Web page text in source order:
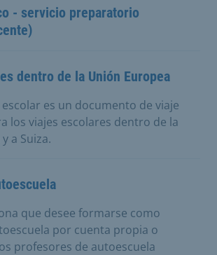
- servicio preparatorio
dentro de la Unión Europea
escolar es un documento de viaje
los viajes escolares dentro de la
a Suiza.
que desee formarse como
por cuenta propia o
profesores de autoescuela